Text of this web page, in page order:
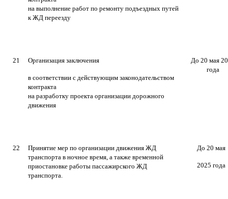
на выполнение работ по ремонту подъездных путей
к ЖД переезду
21 Организация заключения
в соответствии с действующим законодательством
контракта
на разработку проекта организации дорожного
движения
До 20 мая
года
22
Принятие мер по организации движения ЖД
транспорта в ночное время, а также временной
приостановке работы пассажирского ЖД
транспорта.
До 20 мая
2025 года